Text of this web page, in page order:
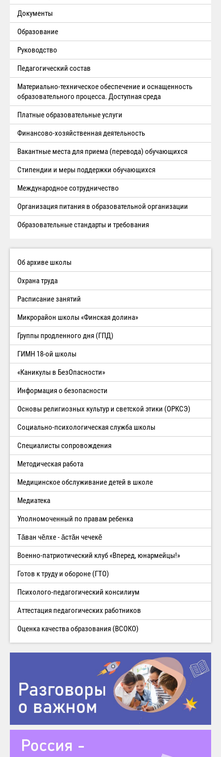
Документы
Образование
Руководство
Педагогический состав
Материально-техническое обеспечение и оснащенность
образовательного процесса. Доступная среда
Платные образовательные услуги
Финансово-хозяйственная деятельность
Вакантные места для приема (перевода) обучающихся
Стипендии и меры поддержки обучающихся
Международное сотрудничество
Организация питания в образовательной организации
Образовательные стандарты и требования
Об архиве школы
Охрана труда
Расписание занятий
Микрорайон школы «Финская долина»
Группы продленного дня (ГПД)
ГИМН 18-ой школы
«Каникулы в БезОпасности»
Информация о безопасности
Основы религиозных культур и светской этики (ОРКСЭ)
Социально-психологическая служба школы
Специалисты сопровождения
Методическая работа
Медицинское обслуживание детей в школе
Медиатека
Уполномоченный по правам ребенка
Тăван чĕлхе - ăстăн чечекĕ
Военно-патриотический клуб «Вперед, юнармейцы!»
Готов к труду и обороне (ГТО)
Психолого-педагогический консилиум
Аттестация педагогических работников
Оценка качества образования (ВСОКО)